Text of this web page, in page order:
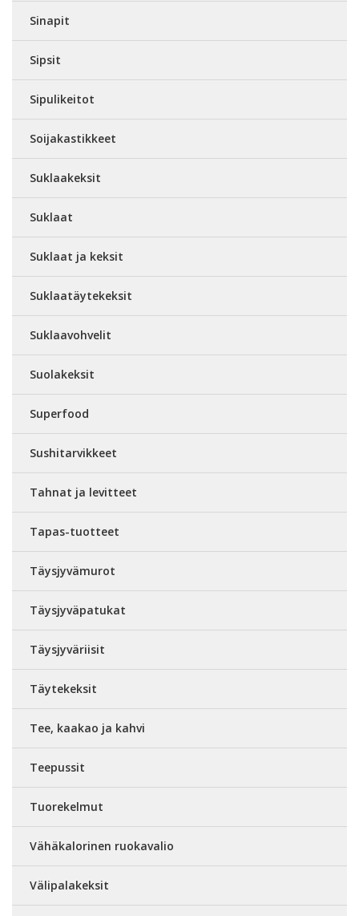
Sinapit
Sipsit
Sipulikeitot
Soijakastikkeet
Suklaakeksit
Suklaat
Suklaat ja keksit
Suklaatäytekeksit
Suklaavohvelit
Suolakeksit
Superfood
Sushitarvikkeet
Tahnat ja levitteet
Tapas-tuotteet
Täysjyvämurot
Täysjyväpatukat
Täysjyväriisit
Täytekeksit
Tee, kaakao ja kahvi
Teepussit
Tuorekelmut
Vähäkalorinen ruokavalio
Välipalakeksit